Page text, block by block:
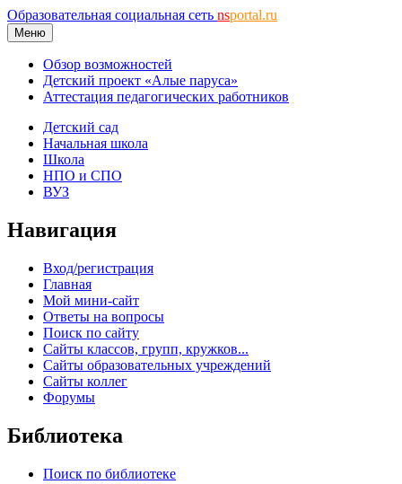
Образовательная социальная сеть nsportal.ru
Меню
Обзор возможностей
Детский проект «Алые паруса»
Аттестация педагогических работников
Детский сад
Начальная школа
Школа
НПО и СПО
ВУЗ
Навигация
Вход/регистрация
Главная
Мой мини-сайт
Ответы на вопросы
Поиск по сайту
Сайты классов, групп, кружков...
Сайты образовательных учреждений
Сайты коллег
Форумы
Библиотека
Поиск по библиотеке